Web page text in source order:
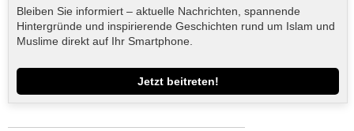
Bleiben Sie informiert – aktuelle Nachrichten, spannende
Hintergründe und inspirierende Geschichten rund um Islam und
Muslime direkt auf Ihr Smartphone.
Jetzt beitreten!